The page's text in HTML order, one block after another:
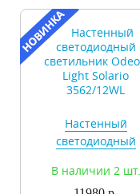
Настенный
светодиодный
Light Solario
В наличии 2 шт.